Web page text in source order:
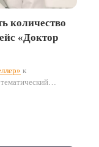
количество
«Доктор
к